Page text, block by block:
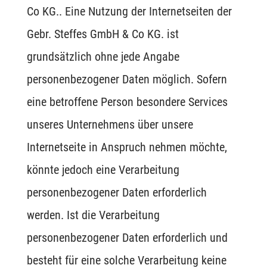
Co KG.. Eine Nutzung der Internetseiten der
Gebr. Steffes GmbH & Co KG. ist
grundsätzlich ohne jede Angabe
personenbezogener Daten möglich. Sofern
eine betroffene Person besondere Services
unseres Unternehmens über unsere
Internetseite in Anspruch nehmen möchte,
könnte jedoch eine Verarbeitung
personenbezogener Daten erforderlich
werden. Ist die Verarbeitung
personenbezogener Daten erforderlich und
besteht für eine solche Verarbeitung keine